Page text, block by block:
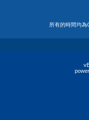
所有的時間均為